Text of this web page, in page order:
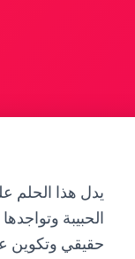
يدل هذا الحلم
الحبيبة
حقيقي وتكوين